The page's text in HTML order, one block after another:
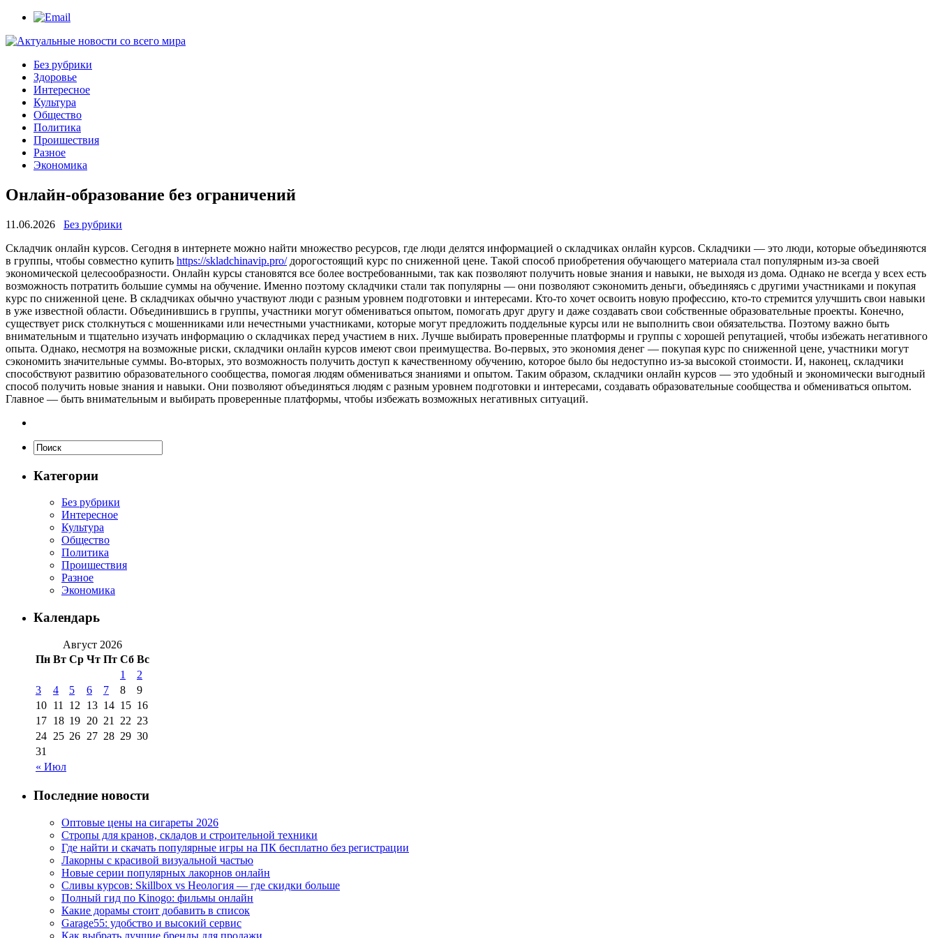
Без рубрики
Здоровье
Интересное
Культура
Общество
Политика
Проишествия
Разное
Экономика
Онлайн-образование без ограничений
11.06.2026
Без рубрики
Склaдчик oнлaйн курсoв. Сегодня в интернете можно найти множество ресурсов, где люди делятся информацией о складчиках онлайн курсов. Складчики — это люди, которые объединяются
в группы, чтобы совместно купить https://skladchinavip.pro/дорогостоящий курс по сниженной цене. Такой способ приобретения обучающего материала стал популярным из-за своей
экономической целесообразности. Онлайн курсы становятся все более востребованными, так как позволяют получить новые знания и навыки, не выходя из дома. Однако не всегда у всех есть
возможность потратить большие суммы на обучение. Именно поэтому складчики стали так популярны — они позволяют сэкономить деньги, объединяясь с другими участниками и покупая
курс по сниженной цене. В складчиках обычно участвуют люди с разным уровнем подготовки и интересами. Кто-то хочет освоить новую профессию, кто-то стремится улучшить свои навыки
в уже известной области. Объединившись в группы, участники могут обмениваться опытом, помогать друг другу и даже создавать свои собственные образовательные проекты. Конечно,
существует риск столкнуться с мошенниками или нечестными участниками, которые могут предложить поддельные курсы или не выполнить свои обязательства. Поэтому важно быть
внимательным и тщательно изучать информацию о складчиках перед участием в них. Лучше выбирать проверенные платформы и группы с хорошей репутацией, чтобы избежать негативного
опыта. Однако, несмотря на возможные риски, складчики онлайн курсов имеют свои преимущества. Во-первых, это экономия денег — покупая курс по сниженной цене, участники могут
сэкономить значительные суммы. Во-вторых, это возможность получить доступ к качественному обучению, которое было бы недоступно из-за высокой стоимости. И, наконец, складчики
способствуют развитию образовательного сообщества, помогая людям обмениваться знаниями и опытом. Таким образом, складчики онлайн курсов — это удобный и экономически выгодный
способ получить новые знания и навыки. Они позволяют объединяться людям с разным уровнем подготовки и интересами, создавать образовательные сообщества и обмениваться опытом.
Главное — быть внимательным и выбирать проверенные платформы, чтобы избежать возможных негативных ситуаций.
Категории
Без рубрики
Интересное
Культура
Общество
Политика
Проишествия
Разное
Экономика
Календарь
Август 2026
Пн Вт Ср Чт Пт Сб Вс
« Июл
1
2
3
4 5 6 7 8
9
10 11 12 13 14 15 16
17 18 19 20 21 22 23
24 25 26 27 28 29 30
31
Последние новости
Оптовые цены на сигареты 2026
Стропы для кранов, складов и строительной техники
Где найти и скачать популярные игры на ПК бесплатно без регистрации
Лакорны с красивой визуальной частью
Новые серии популярных лакорнов онлайн
Сливы курсов: Skillbox vs Неология — где скидки больше
Полный гид по Kinogo: фильмы онлайн
Какие дорамы стоит добавить в список
Garage55: удобство и высокий сервис